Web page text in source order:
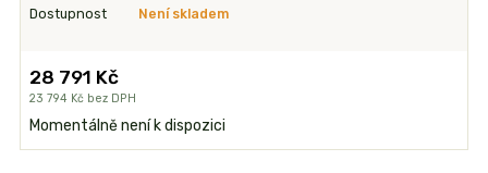
Dostupnost Není skladem
28 791 Kč
23 794 Kč bez DPH
Momentálně není k dispozici